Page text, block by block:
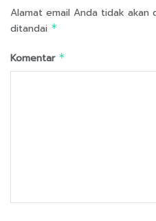
Alamat email Anda tidak akan
ditandai *
Komentar *